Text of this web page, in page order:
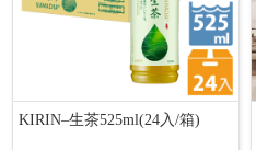
KIRIN–生茶525ml(24入/箱)